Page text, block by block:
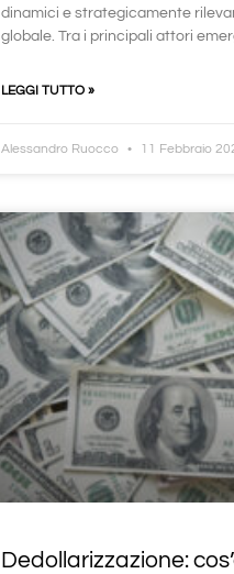
dinamici e strategicamente
globale. Tra i principali attori
LEGGI TUTTO »
Alessandro Ruocco 11 Febbraio
Dedollarizzazione: